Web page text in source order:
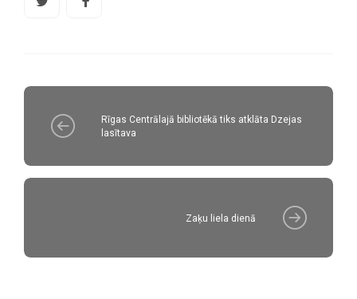
Rīgas Centrālajā bibliotēkā tiks atklāta Dzejas
lasītava
Zaķu liela dienā